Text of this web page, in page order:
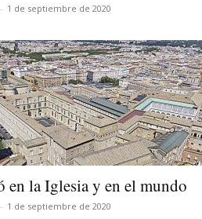
- 1 de septiembre de 2020
en la Iglesia y en el mundo
- 1 de septiembre de 2020